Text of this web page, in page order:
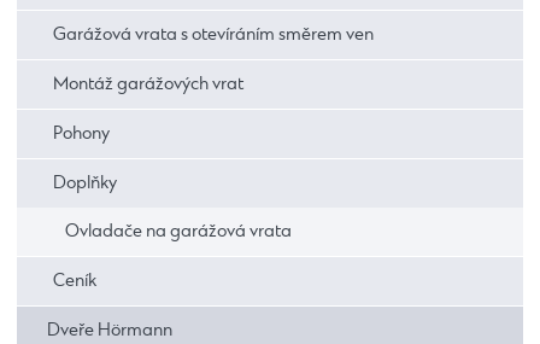
Garážová vrata s otevíráním směrem ven
Montáž garážových vrat
Pohony
Doplňky
Ovladače na garážová vrata
Ceník
Dveře Hörmann